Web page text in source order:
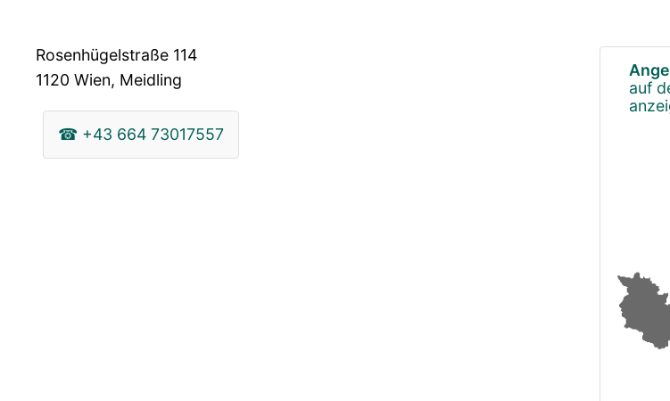
Rosenhügelstraße 114
1120 Wien, Meidling
☎ +43 664 73017557
auf